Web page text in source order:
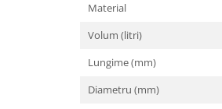
Material
Volum (litri)
Lungime (mm)
Diametru (mm)